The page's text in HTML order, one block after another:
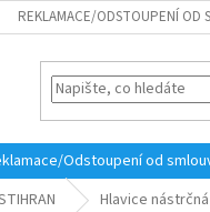
REKLAMACE/ODSTOUPENÍ OD
Odstoupení od
Hlavice